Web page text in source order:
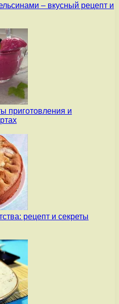
– вкусный рецепт и
приготовления и
рецепт и секреты